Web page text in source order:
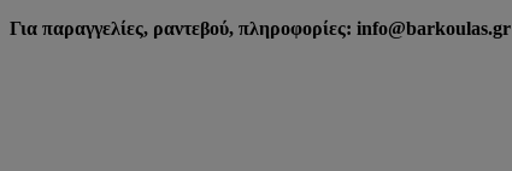
Για παραγγελίες, ραντεβού, πληροφορίες: info@barkoulas.gr